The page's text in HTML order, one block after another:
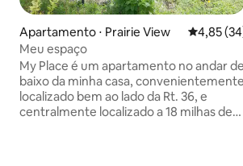
Apartamento ⋅ Prairie View 4,85 de
4,85
Meu espaço
My Place é um apartamento no andar de
baixo da minha casa, convenientemente
localizado bem ao lado da Rt. 36, e
centralmente localizado a 18 milhas de